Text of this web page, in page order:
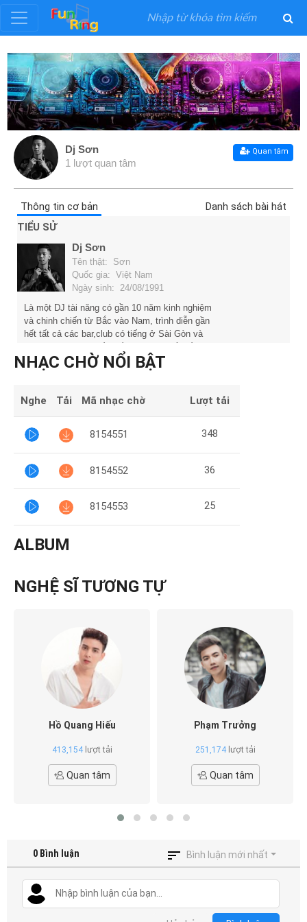
Đăng
ký
Đăng
nhập
Thể
Khuyến
Mại
Dẫn
Funring
Doanh
Nghiệp
Dj Sơn
1 lượt quan tâm
Quan tâm
Thông tin cơ bản
Danh sách bài hát
TIỂU SỬ
Dj Sơn
Tên thật: Sơn
Quốc gia: Việt Nam
Ngày sinh: 24/08/1991
Là một DJ tài năng có gần 10 năm kinh nghiệm
và chinh chiến từ Bắc vào Nam, trình diễn gần
hết tất cả các bar,club có tiếng ở Sài Gòn và
Châu Khải Phong, …
NHẠC CHỜ NỔI BẬT
Nghe Tải Mã nhạc chờ Lượt tải
8154551 348
8154552 36
8154553 25
ALBUM
NGHỆ SĨ TƯƠNG TỰ
Hồ Quang Hiếu
413,154lượt tải
Quan tâm
Phạm Trưởng
251,174lượt tải
Quan tâm
0 Bình luận Bình luận mới nhất